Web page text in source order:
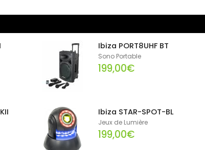
Ibiza PORT8UHF BT
Sono Portable
199,00€
Ibiza STAR-SPOT-BL
Jeux de Lumière
199,00€